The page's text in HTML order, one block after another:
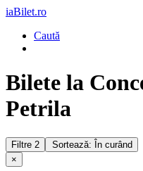
iaBilet.ro
Caută
Bilete la
Petrila
Filtre 2
Sortează: În curând
×